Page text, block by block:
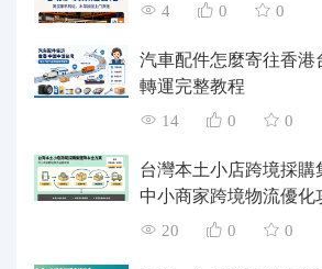
4 0 0
汽車配件怎麼寄往香港
轉運完整教程
14 0 0
台灣本土小店跨境採購
中小商家跨境物流優化
20 0 0